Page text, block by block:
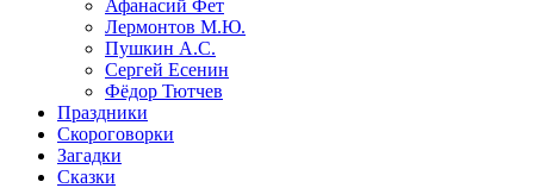
Афанасий Фет
Лермонтов М.Ю.
Пушкин А.С.
Сергей Есенин
Фёдор Тютчев
Праздники
Скороговорки
Загадки
Сказки